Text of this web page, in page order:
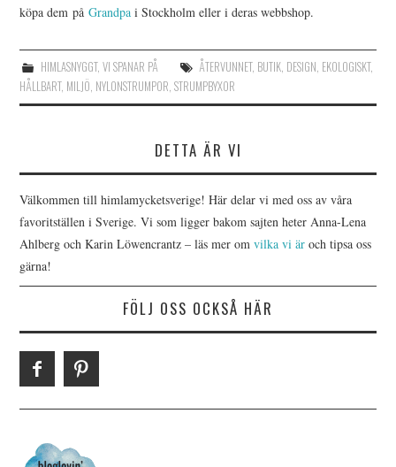
köpa dem påGrandpa i Stockholm eller i deras webbshop.
HIMLASNYGGT, VI SPANAR PÅ ÅTERVUNNET, BUTIK, DESIGN EKOLOGISKT,
HÅLLBART, MILJÖ NYLONSTRUMPOR ,STRUMPBYXOR
DETTA ÄR VI
Välkommen till himlamycketsverige! Här delar vi med oss av våra
favoritställen i Sverige. Vi som ligger bakom sajten heter Anna-Lena
Ahlberg och Karin Löwencrantz – läs mer omvilka vi är och tipsa oss
gärna!
FÖLJ OSS OCKSÅ HÄR